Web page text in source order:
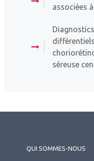
associées
Diagnostics
séreuse
QUI SOMMES-NOUS